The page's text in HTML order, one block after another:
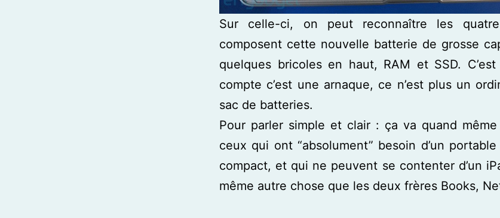
Sur celle-ci, on peut reconnaître les
composent cette nouvelle batterie de grosse
quelques bricoles en haut, RAM et SSD.
compte c’est une arnaque, ce n’est plus un
sac de batteries.
Pour parler simple et clair : ça va quand
ceux qui ont “absolument” besoin d’un
compact, et qui ne peuvent se contenter d’un
même autre chose que les deux frères Books,